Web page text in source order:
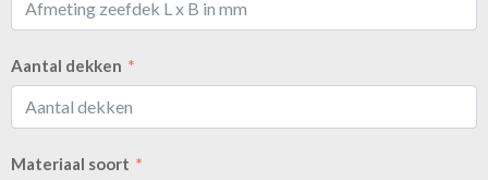
Aantal dekken
Materiaal soort